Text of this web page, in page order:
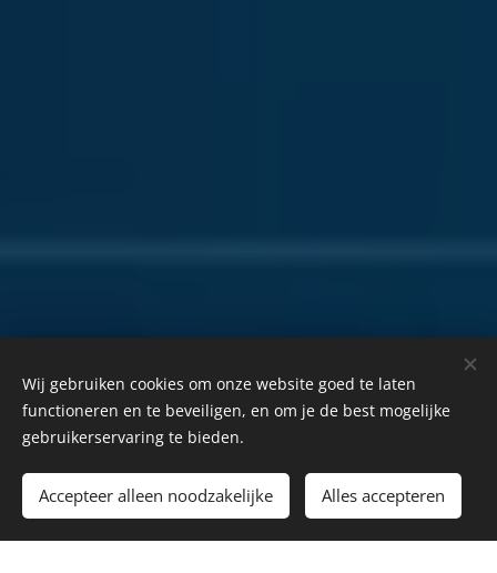
Wij gebruiken cookies om onze website goed te laten
functioneren en te beveiligen, en om je de best mogelijke
gebruikerservaring te bieden.
Accepteer alleen noodzakelijke Alles accepteren